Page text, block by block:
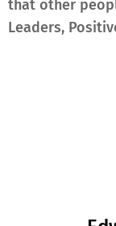
that other
Leaders,